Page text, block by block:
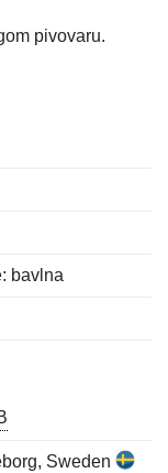
pivovaru.
bavlna
Sweden